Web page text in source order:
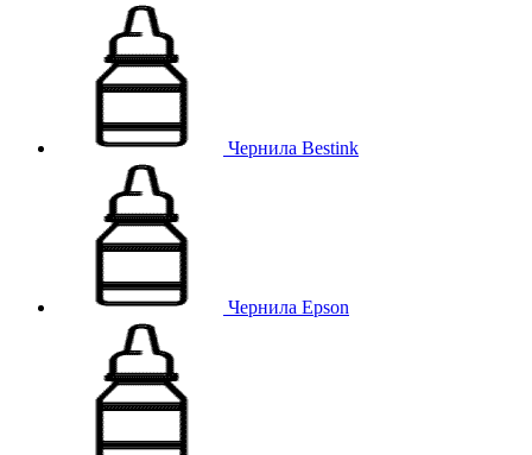
Чернила Bestink
Чернила Epson